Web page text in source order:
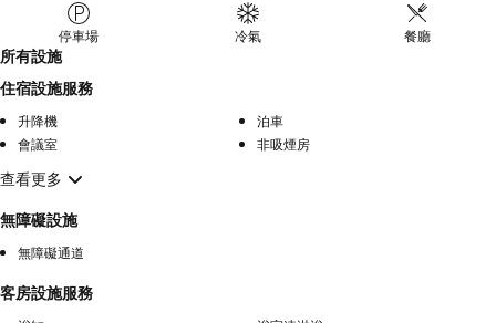
停車場 冷氣 餐廳
所有設施
住宿設施服務
升降機
泊車
會議室
非吸煙房
查看更多
無障礙設施
無障礙通道
客房設施服務